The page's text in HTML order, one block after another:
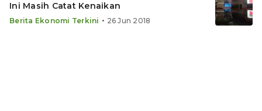
Ini Masih Catat Kenaikan
Berita Ekonomi Terkini • 26 Jun 2018